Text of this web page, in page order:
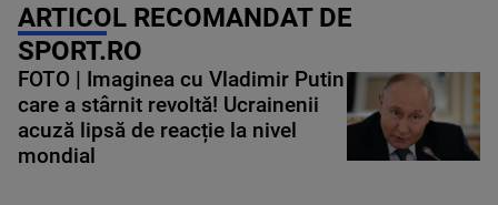
ARTICOL RECOMANDAT DE
SPORT.RO
FOTO | Imaginea cu Vladimir Putin
care a stârnit revoltă! Ucrainenii
acuză lipsă de reacție la nivel
mondial